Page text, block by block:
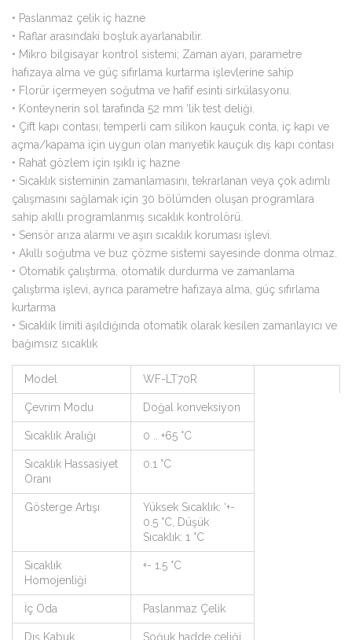
• Paslanmaz çelik iç hazne
• Raflar arasındaki boşluk ayarlanabilir.
• Mikro bilgisayar kontrol sistemi; Zaman ayarı, parametre
hafızaya alma ve güç sıfırlama kurtarma işlevlerine sahip
• Florür içermeyen soğutma ve hafif esinti sirkülasyonu.
• Konteynerin sol tarafında 52 mm ‘lik test deliği.
• Çift kapı contası; temperli cam silikon kauçuk conta, iç kapı ve
açma/kapama için uygun olan manyetik kauçuk dış kapı contası
• Rahat gözlem için ışıklı iç hazne
• Sıcaklık sisteminin zamanlamasını, tekrarlanan veya çok adımlı
çalışmasını sağlamak için 30 bölümden oluşan programlara
sahip akıllı programlanmış sıcaklık kontrolörü.
• Sensör arıza alarmı ve aşırı sıcaklık koruması işlevi.
• Akıllı soğutma ve buz çözme sistemi sayesinde donma olmaz.
• Otomatik çalıştırma, otomatik durdurma ve zamanlama
çalıştırma işlevi, ayrıca parametre hafızaya alma, güç sıfırlama
kurtarma
• Sıcaklık limiti aşıldığında otomatik olarak kesilen zamanlayıcı ve
bağımsız sıcaklık
Model WF-LT70R
Çevrim Modu Doğal konveksiyon
Sıcaklık Aralığı 0 .. +65 °C
Sıcaklık Hassasiyet
Oranı
0.1 °C
Gösterge Artışı
Yüksek Sıcaklık: ‘+-
0.5 °C, Düşük
Sıcaklık: 1 °C
Sıcaklık
Homojenliği
+- 1.5 °C
İç Oda Paslanmaz Çelik
Dış Kabuk Soğuk hadde çeliği